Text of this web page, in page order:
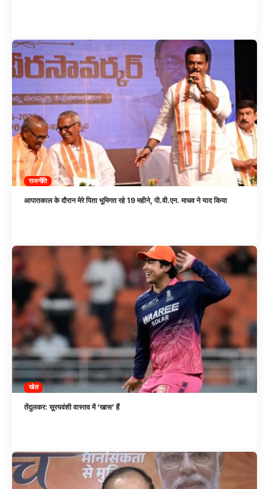
राजनीति
आपातकाल के दौरान मेरे पिता भूमिगत रहे 19 महीने, पी.वी.एन. माधव ने याद किया
खेल
तेंदुलकर: सूरयवंशी वास्तव में ‘खास’ हैं